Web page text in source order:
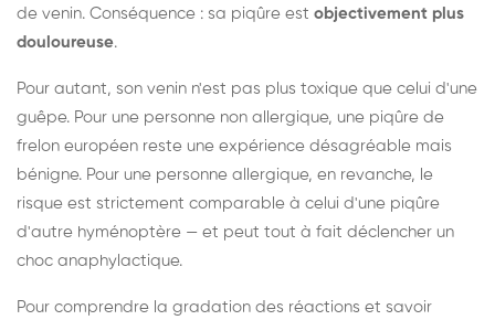
de venin. Conséquence : sa piqûre est objectivement plus
douloureuse.
Pour autant, son venin n'est pas plus toxique que celui d'une
guêpe. Pour une personne non allergique, une piqûre de
frelon européen reste une expérience désagréable mais
bénigne. Pour une personne allergique, en revanche, le
risque est strictement comparable à celui d'une piqûre
d'autre hyménoptère — et peut tout à fait déclencher un
choc anaphylactique.
Pour comprendre la gradation des réactions et savoir